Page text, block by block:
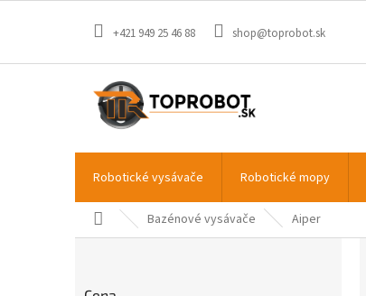
+421 949 25 46 88 shop@toprobot.sk
Robotické vysávače Robotické mopy
DomovBazénové vysávače Aiper